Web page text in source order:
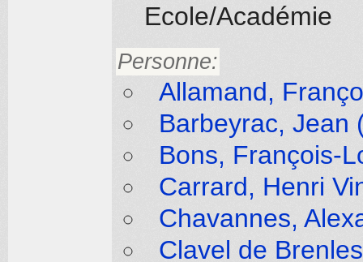
Ecole/Académie
Personne:
Allamand,
Barbeyrac, Jean
Bons, François-
Carrard, Henri
Chavannes,
Clavel de